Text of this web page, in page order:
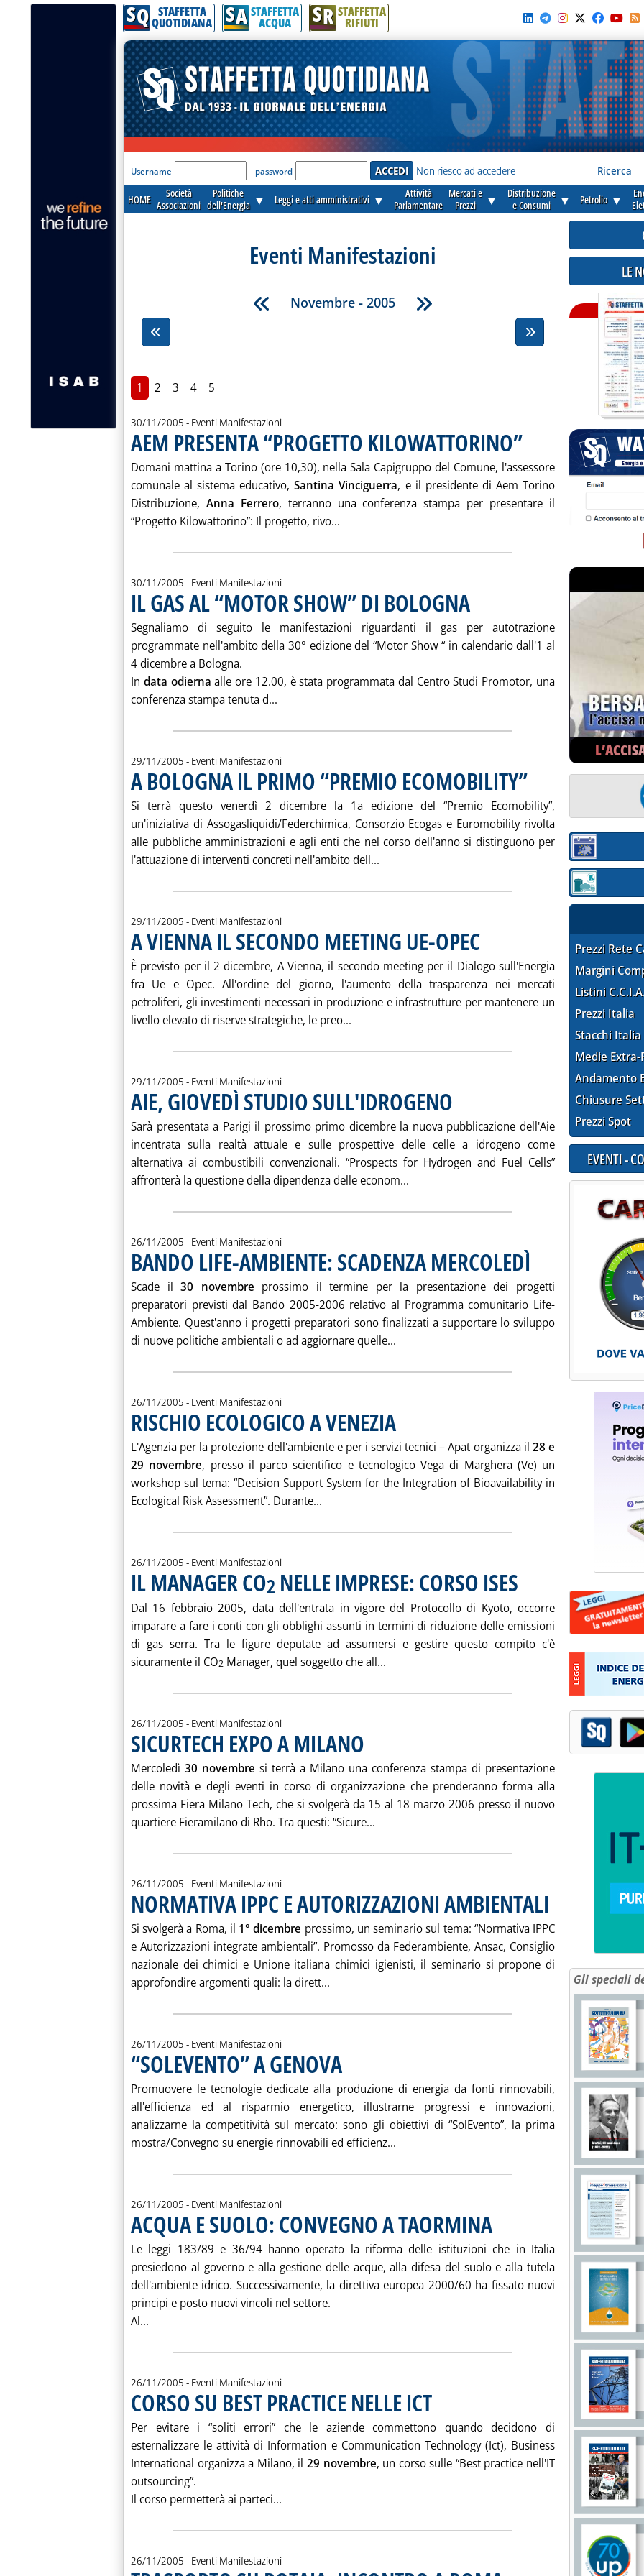
SQ STAFFETTA
QUOTIDIANA SA STAFFETTA
ACQUA SR STAFFETTA
RIFIUTI
'Modulo Login per accedere'
Username password Non riesco ad accedere Ricerca
HOME
Società
Associazioni
Politiche
dell'Energia ▼ Leggi e atti amministrativi ▼
Attività
Parlamentare
Mercati e
Prezzi
▼
Distribuzione
e Consumi
▼ Petrolio ▼
Eventi Manifestazioni
Novembre - 2005
1 2 3 4 5
30/11/2005 - Eventi Manifestazioni
AEM PRESENTA “PROGETTO KILOWATTORINO”. Pubblicata mercoledì 30
Domani mattina a Torino (ore 10,30), nella Sala Capigruppo del Comune, l'assessore
comunale al sistema educativo,Santina Vinciguerra, e il presidente di Aem Torino
Distribuzione, Anna Ferrero, terranno una conferenza stampa per presentare il
“Progetto Kilowattorino”: Il progetto, rivo... Leggi tutta la notizia: 'AEM PRESENTA “PROGETTO
30/11/2005 - Eventi Manifestazioni
IL GAS AL “MOTOR SHOW” DI BOLOGNA . Pubblicata mercoledì 30 novembre 2005 alle
Segnaliamo di seguito le manifestazioni riguardanti il gas per autotrazione
programmate nell'ambito della 30° edizione del “Motor Show “ in calendario dall'1 al
4 dicembre a Bologna.
In data odierna alle ore 12.00, è stata programmata dal Centro Studi Promotor, una
conferenza stampa tenuta d... Leggi tutta la notizia: 'IL GAS AL “MOTOR SHOW” DI BOLOGNA'
29/11/2005 - Eventi Manifestazioni
A BOLOGNA IL PRIMO “PREMIO ECOMOBILITY”. Pubblicata martedì 29
Si terrà questo venerdì 2 dicembre la 1a edizione del “Premio Ecomobility”,
un'iniziativa di Assogasliquidi/Federchimica, Consorzio Ecogas e Euromobility rivolta
alle pubbliche amministrazioni e agli enti che nel corso dell'anno si distinguono per
l'attuazione di interventi concreti nell'ambito dell... Leggi tutta la notizia: 'A BOLOGNA IL PRIMO
29/11/2005 - Eventi Manifestazioni
A VIENNA IL SECONDO MEETING UE-OPEC. Pubblicata martedì 29 novembre 2005 alle
È previsto per il 2 dicembre, A Vienna, il secondo meeting per il Dialogo sull'Energia
fra Ue e Opec. All'ordine del giorno, l'aumento della trasparenza nei mercati
petroliferi, gli investimenti necessari in produzione e infrastrutture per mantenere un
livello elevato di riserve strategiche, le preo... Leggi tutta la notizia: 'A VIENNA IL SECONDO MEETING
29/11/2005 - Eventi Manifestazioni
AIE, GIOVEDÌ STUDIO SULL'IDROGENO . Pubblicata martedì 29 novembre 2005 alle 16.6.
Sarà presentata a Parigi il prossimo primo dicembre la nuova pubblicazione dell'Aie
incentrata sulla realtà attuale e sulle prospettive delle celle a idrogeno come
alternativa ai combustibili convenzionali. “Prospects for Hydrogen and Fuel Cells”
affronterà la questione della dipendenza delle econom... Leggi tutta la notizia: 'AIE, GIOVEDÌ STUDIO
26/11/2005 - Eventi Manifestazioni
BANDO LIFE-AMBIENTE: SCADENZA MERCOLEDÌ . Pubblicata sabato 26
Scade il30 novembre prossimo il termine per la presentazione dei progetti
preparatori previsti dal Bando 2005-2006 relativo al Programma comunitario Life-
Ambiente. Quest'anno i progetti preparatori sono finalizzati a supportare lo sviluppo
di nuove politiche ambientali o ad aggiornare quelle...
26/11/2005 - Eventi Manifestazioni
RISCHIO ECOLOGICO A VENEZIA
L'Agenzia per la protezione dell'ambiente e per i servizi tecnici – Apat organizza il 28 e
29 novembre, presso il parco scientifico e tecnologico Vega di Marghera (Ve) un
workshop sul tema: “Decision Support System for the Integration of Bioavailability in
Ecological Risk Assessment”. Durante...
26/11/2005 - Eventi Manifestazioni
IL MANAGER CO2 NELLE IMPRESE: CORSO ISES . Pubblicata sabato 26 novembre
Dal 16 febbraio 2005, data dell'entrata in vigore del Protocollo di Kyoto, occorre
imparare a fare i conti con gli obblighi assunti in termini di riduzione delle emissioni
di gas serra. Tra le figure deputate ad assumersi e gestire questo compito c'è
sicuramente il CO2 Manager, quel soggetto che all... Leggi tutta la notizia: 'IL MANAGER CO2 NELLE
26/11/2005 - Eventi Manifestazioni
SICURTECH EXPO A MILANO
Mercoledì 30 novembre si terrà a Milano una conferenza stampa di presentazione
delle novità e degli eventi in corso di organizzazione che prenderanno forma alla
prossima Fiera Milano Tech, che si svolgerà da 15 al 18 marzo 2006 presso il nuovo
quartiere Fieramilano di Rho. Tra questi: “Sicure...
26/11/2005 - Eventi Manifestazioni
NORMATIVA IPPC E AUTORIZZAZIONI AMBIENTALI . Pubblicata sabato 26
Si svolgerà a Roma, il 1° dicembre prossimo, un seminario sul tema: “Normativa IPPC
e Autorizzazioni integrate ambientali”. Promosso da Federambiente, Ansac, Consiglio
nazionale dei chimici e Unione italiana chimici igienisti, il seminario si propone di
approfondire argomenti quali: la dirett... Leggi tutta la notizia: 'NORMATIVA IPPC E AUTORIZZAZIONI
26/11/2005 - Eventi Manifestazioni
“SOLEVENTO” A GENOVA
Promuovere le tecnologie dedicate alla produzione di energia da fonti rinnovabili,
all'efficienza ed al risparmio energetico, illustrarne progressi e innovazioni,
analizzarne la competitività sul mercato: sono gli obiettivi di “SolEvento”, la prima
mostra/Convegno su energie rinnovabili ed efficienz... Leggi tutta la notizia: '“SOLEVENTO” A GENOVA'
26/11/2005 - Eventi Manifestazioni
ACQUA E SUOLO: CONVEGNO A TAORMINA . Pubblicata sabato 26 novembre 2005 alle
Le leggi 183/89 e 36/94 hanno operato la riforma delle istituzioni che in Italia
presiedono al governo e alla gestione delle acque, alla difesa del suolo e alla tutela
dell'ambiente idrico. Successivamente, la direttiva europea 2000/60 ha fissato nuovi
principi e posto nuovi vincoli nel settore.
Al...
26/11/2005 - Eventi Manifestazioni
CORSO SU BEST PRACTICE NELLE ICT. Pubblicata sabato 26 novembre 2005 alle 15.32.
Per evitare i “soliti errori” che le aziende commettono quando decidono di
esternalizzare le attività di Information e Communication Technology (Ict), Business
International organizza a Milano, il 29 novembre, un corso sulle “Best practice nell'IT
outsourcing”.
Il corso permetterà ai parteci...
26/11/2005 - Eventi Manifestazioni
LE
Sezione:
Sezione:
Prezzi Rete
Margini
Listini
Prezzi Italia
Stacchi Italia
Medie Extra-
Andamento
Chiusure
Prezzi Spot
EVENTI -
Gli speciali